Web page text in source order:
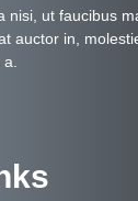
nisi, ut faucibus
auctor in,